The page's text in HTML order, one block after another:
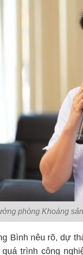
phòng Khoáng
Bình nêu rõ, dự
trình công